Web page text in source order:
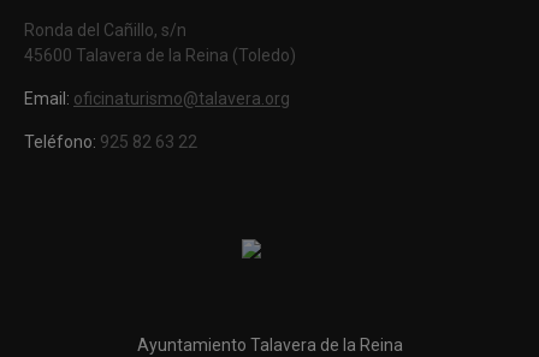
Ronda del Cañillo, s/n
45600 Talavera de la Reina (Toledo)
Email: oficinaturismo@talavera.org
Teléfono: 925 82 63 22
Ayuntamiento Talavera de la Reina